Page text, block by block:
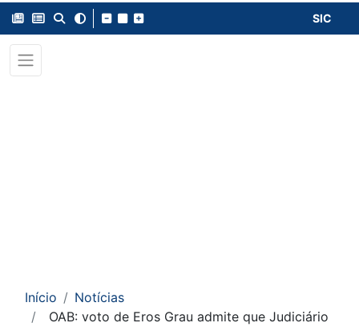
SIC
Início
Notícias
OAB: voto de Eros Grau admite que Judiciário